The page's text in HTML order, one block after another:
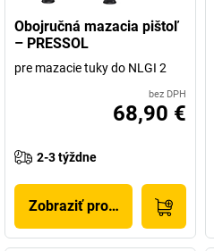
Obojručná mazacia pištoľ
– PRESSOL
pre mazacie tuky do NLGI 2
bez DPH
68,90 €
2-3 týždne
Zobraziť produkt